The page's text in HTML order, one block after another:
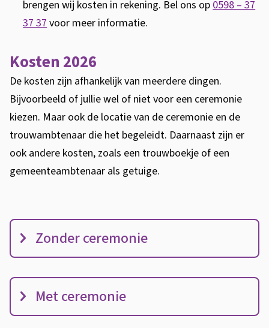
brengen wij kosten in rekening. Bel ons op0598 – 37
37 37voor meer informatie.
Kosten 2026
De kosten zijn afhankelijk van meerdere dingen.
Bijvoorbeeld of jullie wel of niet voor een ceremonie
kiezen. Maar ook de locatie van de ceremonie en de
trouwambtenaar die het begeleidt. Daarnaast zijn er
ook andere kosten, zoals een trouwboekje of een
gemeenteambtenaar als getuige.
K
s
t
n
Zonder ceremonie
Met ceremonie